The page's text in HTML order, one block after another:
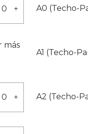
+ A0 (Techo-
más
A1 (Techo-
+ A2 (Techo-